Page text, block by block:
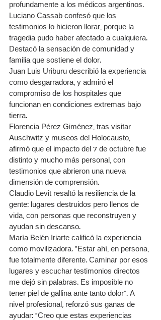
profundamente a los médicos argentinos.
Luciano Cassab confesó que los
testimonios lo hicieron llorar, porque la
tragedia pudo haber afectado a cualquiera.
Destacó la sensación de comunidad y
familia que sostiene el dolor.
Juan Luis Uriburu describió la experiencia
como desgarradora, y admiró el
compromiso de los hospitales que
funcionan en condiciones extremas bajo
tierra.
Florencia Pérez Giménez, tras visitar
Auschwitz y museos del Holocausto,
afirmó que el impacto del 7 de octubre fue
distinto y mucho más personal, con
testimonios que abrieron una nueva
dimensión de comprensión.
Claudio Levit resaltó la resiliencia de la
gente: lugares destruidos pero llenos de
vida, con personas que reconstruyen y
ayudan sin descanso.
María Belén Iriarte calificó la experiencia
como movilizadora. “Estar ahí, en persona,
fue totalmente diferente. Caminar por esos
lugares y escuchar testimonios directos
me dejó sin palabras. Es imposible no
tener piel de gallina ante tanto dolor”. A
nivel profesional, reforzó sus ganas de
ayudar: “Creo que estas experiencias